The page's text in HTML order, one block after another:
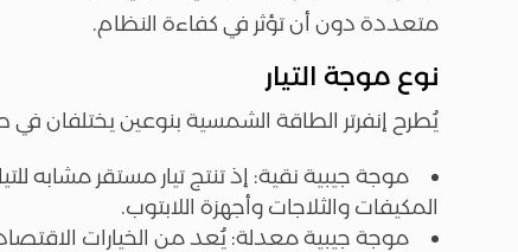
متعددة دون أن تؤثر في كفاءة النظام.
نوع موجة التيار
يُطرح إنفرتر الطاقة الشمسية بنوعين يختلفان في
موجة جيبية نقية: إذ تنتج تيار مستقر مشابه
المكيفات والثلاجات وأجهزة اللابتوب.
موجة جيبية معدلة: يُعد من الخيارات